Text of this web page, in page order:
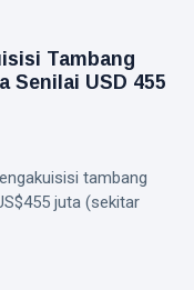
Tambang
Senilai USD 455
tambang
juta (sekitar